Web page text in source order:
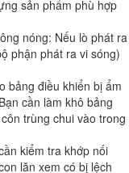
sản phẩm phù hợp
nóng: Nếu lò phát ra
phận phát ra vi sóng)
bảng điều khiển bị ẩm
cần làm khô bảng
trùng chui vào trong
kiểm tra khớp nối
lăn xem có bị lệch